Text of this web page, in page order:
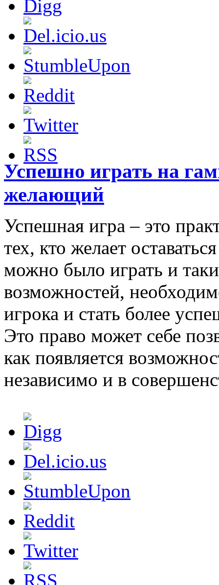
Успешно играть на
желающий
Успешная игра – это
тех, кто желает
можно было играть и
возможностей,
игрока и стать более
Это право может себе
как появляется
независимо и в